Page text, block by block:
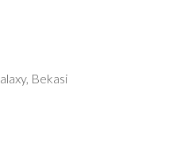
Bekasi